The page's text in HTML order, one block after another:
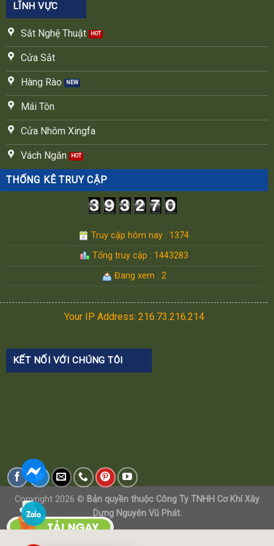
LĨNH VỰC
Sắt Nghệ Thuật
Cửa Sắt
Hàng Rào
Mái Tôn
Cửa Nhôm Xingfa
Vách Ngăn
THỐNG KÊ TRUY CẬP
Truy cập hôm nay : 1374
Tổng truy cập : 1443283
Đang xem : 2
Your IP Address: 216.73.216.214
KẾT NỐI VỚI CHÚNG TÔI
Copyright 2026 © Bản quyền thuộc Công Ty TNHH Cơ Khí Xây
Dựng Nguyên Vũ Phát.